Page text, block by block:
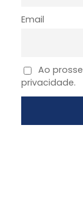
Email
Ao
privacidade.